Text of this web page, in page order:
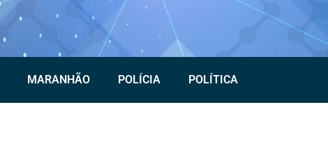
MARANHÃO POLÍCIA POLÍTICA